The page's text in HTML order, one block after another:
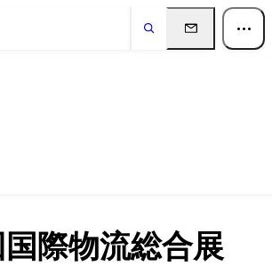
国際物流総合展